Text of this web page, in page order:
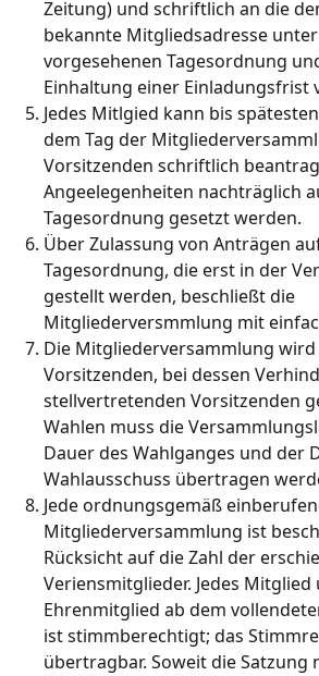
Zeitung) und schriftlich an die
bekannte Mitgliedsadresse
vorgesehenen Tagesordnung
Einhaltung einer Einladungsfrist
Jedes Mitlgied kann bis
dem Tag der
Vorsitzenden schriftlich
Angeelegenheiten nachträglich
Tagesordnung gesetzt werden.
Über Zulassung von Anträgen
Tagesordnung, die erst in der
gestellt werden, beschließt die
Mitgliederversmmlung mit
Die Mitgliederversammlung wird
Vorsitzenden, bei dessen
stellvertretenden Vorsitzenden
Wahlen muss die
Dauer des Wahlganges und der
Wahlausschuss übertragen
Jede ordnungsgemäß
Mitgliederversammlung ist
Rücksicht auf die Zahl der
Veriensmitglieder. Jedes Mitglied
Ehrenmitglied ab dem
ist stimmberechtigt; das
übertragbar. Soweit die Satzung